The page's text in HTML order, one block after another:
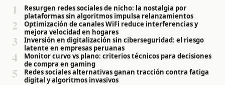
1
Resurgen redes sociales de nicho: la nostalgia por
plataformas sin algoritmos impulsa relanzamientos
2
Optimización de canales WiFi reduce interferencias y
mejora velocidad en hogares
3
Inversión en digitalización sin ciberseguridad: el riesgo
latente en empresas peruanas
4
Monitor curvo vs plano: criterios técnicos para decisiones
de compra en gaming
5
Redes sociales alternativas ganan tracción contra fatiga
digital y algoritmos invasivos